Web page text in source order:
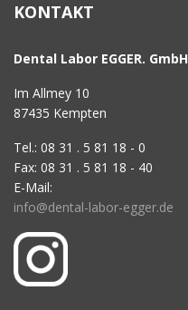
KONTAKT
Dental Labor EGGER. GmbH
Im Allmey 10
87435 Kempten
Tel.: 08 31 . 5 81 18 - 0
Fax: 08 31 . 5 81 18 - 40
E-Mail:
info@dental-labor-egger.de